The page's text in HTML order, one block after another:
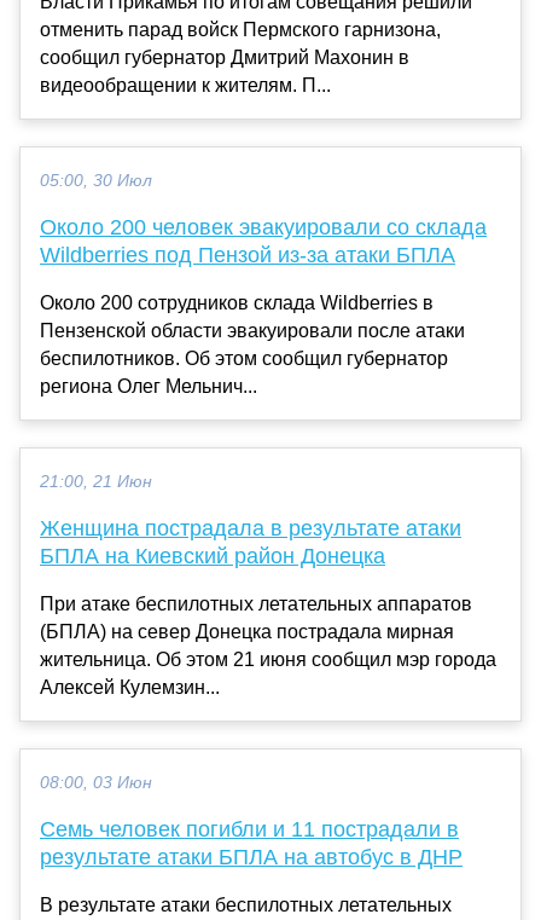
отменить парад войск Пермского гарнизона,
сообщил губернатор Дмитрий Махонин в
видеообращении к жителям. П...
05:00, 30 Июл
Около 200 человек эвакуировали со склада
Wildberries под Пензой из-за атаки БПЛА
Около 200 сотрудников склада Wildberries в
Пензенской области эвакуировали после атаки
беспилотников. Об этом сообщил губернатор
региона Олег Мельнич...
21:00, 21 Июн
Женщина пострадала в результате атаки
БПЛА на Киевский район Донецка
При атаке беспилотных летательных аппаратов
(БПЛА) на север Донецка пострадала мирная
жительница. Об этом 21 июня сообщил мэр города
Алексей Кулемзин...
08:00, 03 Июн
Семь человек погибли и 11 пострадали в
результате атаки БПЛА на автобус в ДНР
В результате атаки беспилотных летательных